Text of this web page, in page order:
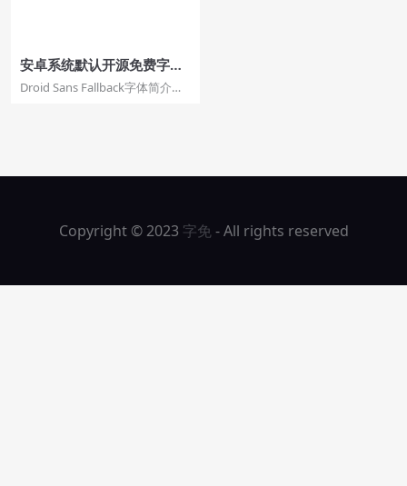
安卓系统默认开源免费字
体：Droid Sans Fallback
Droid Sans Fallback字体简介
Copyright © 2023 字免- All rights reserved